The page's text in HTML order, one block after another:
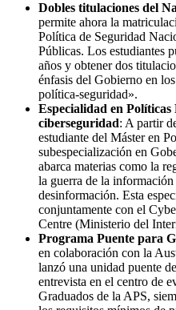
Dobles titulaciones del
permite ahora la
Política de Seguridad
Públicas. Los estudiantes
años y obtener dos
énfasis del Gobierno en
política‑seguridad».
Especialidad en Políticas
ciberseguridad: A partir
estudiante del Máster en
subespecialización en
abarca materias como la
la guerra de la
desinformación. Esta
conjuntamente con el
Centre (Ministerio del
Programa Puente para
en colaboración con la
lanzó una unidad puente
entrevista en el centro de
Graduados de la APS,